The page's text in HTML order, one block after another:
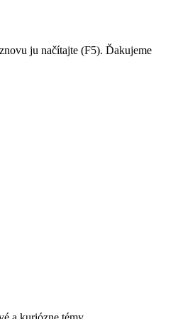
ju načítajte (F5). Ďakujeme